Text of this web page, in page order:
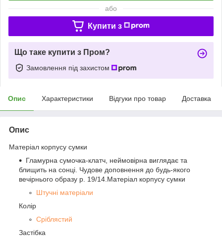
або
Купити з
Що таке купити з Пром?
Замовлення під захистом
Опис Характеристики Відгуки про товар Доставка
Опис
Матеріал корпусу сумки
Гламурна сумочка-клатч, неймовірна виглядає та
блищить на сонці. Чудове доповнення до будь-якого
вечірнього образу p. 19/14.Матеріал корпусу сумки
Штучні матеріали
Колір
Сріблястий
Застібка